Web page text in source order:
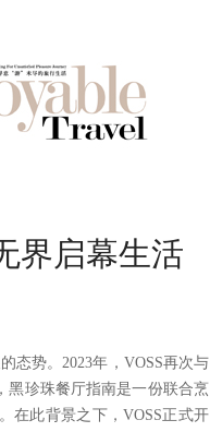
界启幕生活
态势。2023年，VOSS再次与
黑珍珠餐厅指南是一份联合烹
在此背景之下，VOSS正式开